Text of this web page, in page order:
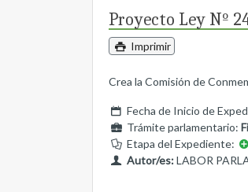
Proyecto Ley Nº
Imprimir
Crea la Comisión de
Fecha de Inicio de
Trámite parlamentario:
Etapa del Expediente:
Autor/es:LABOR